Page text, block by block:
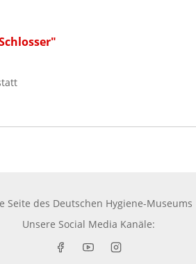
Seite des Deutschen Hygiene-Museums
Unsere Social Media Kanäle: